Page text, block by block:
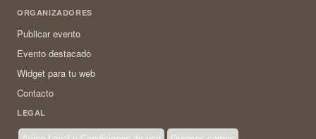
ORGANIZADORES
Publicar evento
Evento destacado
Widget para tu web
Contacto
LEGAL